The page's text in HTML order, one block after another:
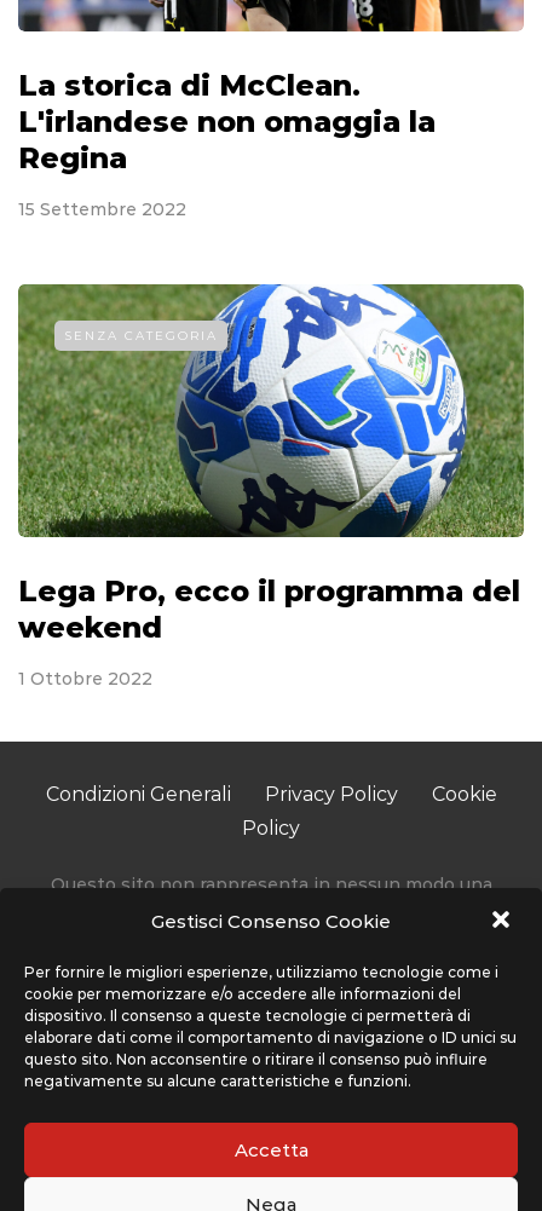
Gestisci Consenso Cookie
Per fornire le migliori esperienze, utilizziamo tecnologie come i
cookie per memorizzare e/o accedere alle informazioni del
dispositivo. Il consenso a queste tecnologie ci permetterà di
elaborare dati come il comportamento di navigazione o ID unici su
questo sito. Non acconsentire o ritirare il consenso può influire
negativamente su alcune caratteristiche e funzioni.
Accetta
Nega
La storica di McClean.
L'irlandese non omaggia la
Regina
15 Settembre 2022
SENZA CATEGORIA
Lega Pro, ecco il programma del
weekend
1 Ottobre 2022
Condizioni Generali Privacy Policy
Cookie
Policy
Questo sito non rappresenta in nessun modo una
testata giornalistica in quanto viene aggiornato senza
Accedendo, usando o navigando sul nostro sito stai
accettando l’utilizzo di determinati cookie per migliorare
la tua esperienza. Sport Network non utilizza cookie che
interferiscono con la tua privacy, ma solo quelli che
migliorano l’uso del nostro sito, ti preghiamo di far
Policy per maggiori informazioni su come usiamo i cookie
e come cancellarli nel caso lo desiderassi.
Il sito www.cplaynews.it è gestito da Sport Network srl,